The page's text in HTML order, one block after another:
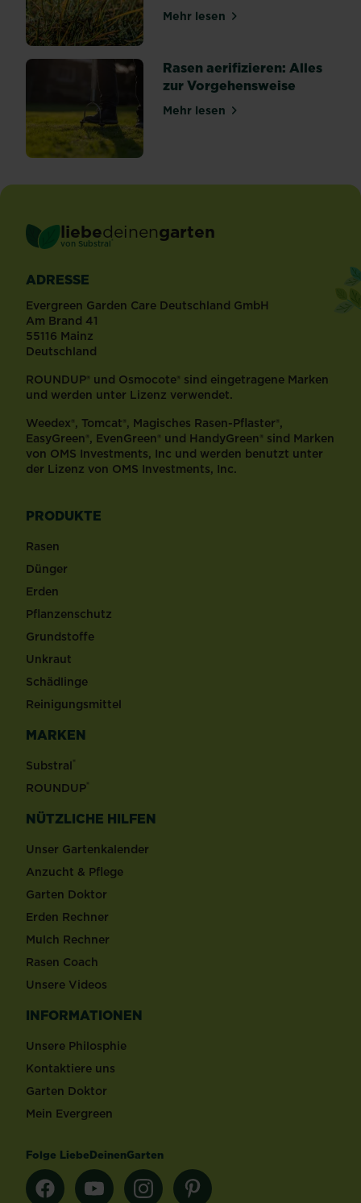
Mehr lesenüber Rasenkrankheiten
Rasen aerifizieren: Alles
zur Vorgehensweise
Mehr lesenüber Rasen aerifizieren:
liebedeinengarten
von Substral ®
ADRESSE
Evergreen Garden Care Deutschland GmbH
Am Brand 41
55116 Mainz
Deutschland
ROUNDUP® und Osmocote® sind eingetragene Marken
und werden unter Lizenz verwendet.
Weedex®, Tomcat®, Magisches Rasen-Pflaster®,
EasyGreen®, EvenGreen® und HandyGreen® sind Marken
von OMS Investments, Inc und werden benutzt unter
der Lizenz von OMS Investments, Inc.
PRODUKTE
Rasen
Dünger
Erden
Pflanzenschutz
Grundstoffe
Unkraut
Schädlinge
Reinigungsmittel
MARKEN
Substral®
ROUNDUP®
NÜTZLICHE HILFEN
Unser Gartenkalender
Anzucht & Pflege
Garten Doktor
Erden Rechner
Mulch Rechner
Rasen Coach
Unsere Videos
INFORMATIONEN
Unsere Philosphie
Kontaktiere uns
Garten Doktor
Mein Evergreen
Folge LiebeDeinenGarten